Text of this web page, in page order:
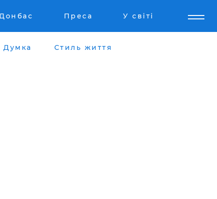
Преса У світі
Думка Стиль життя